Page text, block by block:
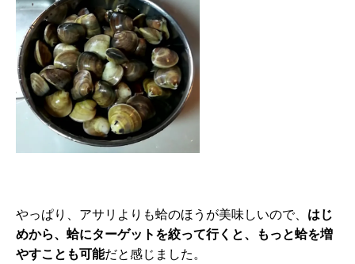
やっぱり、アサリよりも蛤のほうが美味しいので、 はじ
めから、蛤にターゲットを絞って行くと、もっと蛤を増
やすことも可能だと感じました。